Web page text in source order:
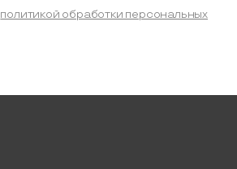
политикой обработки персональных